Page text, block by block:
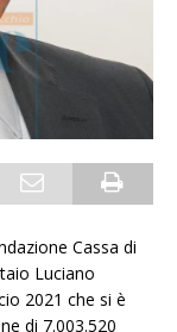
Cassa di
Luciano
2021 che si è
di 7.003.520